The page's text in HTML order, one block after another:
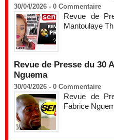
30/04/2026 - 0 Commentaire
Revue de
Mantoulaye
Revue de Presse du 30
Nguema
30/04/2026 - 0 Commentaire
Revue de
Fabrice